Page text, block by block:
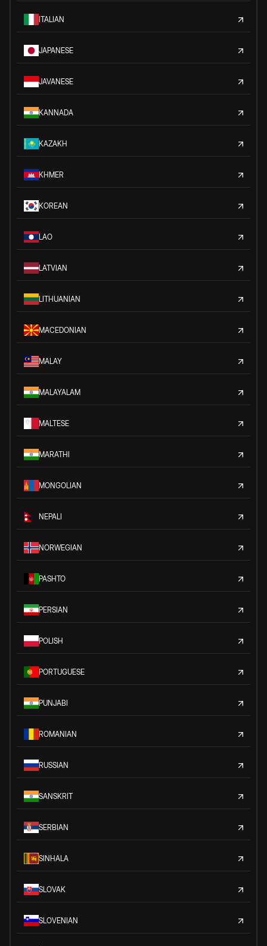
ITALIAN
JAPANESE
JAVANESE
KANNADA
KAZAKH
KHMER
KOREAN
LAO
LATVIAN
LITHUANIAN
MACEDONIAN
MALAY
MALAYALAM
MALTESE
MARATHI
MONGOLIAN
NEPALI
NORWEGIAN
PASHTO
PERSIAN
POLISH
PORTUGUESE
PUNJABI
ROMANIAN
RUSSIAN
SANSKRIT
SERBIAN
SINHALA
SLOVAK
SLOVENIAN